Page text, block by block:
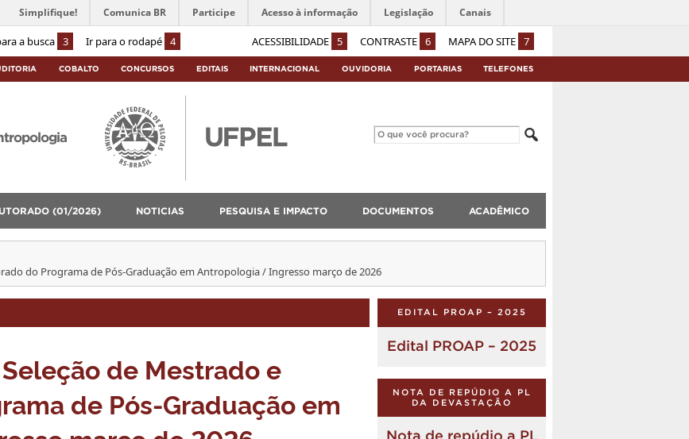
a busca 3 Ir para o rodapé 4 ACESSIBILIDADE 5 CONTRASTE 6 MAPA DO SITE 7
Simplifique! Comunica BR Participe Acesso à informação Legislação Canais
COBALTO CONCURSOS EDITAIS INTERNACIONAL OUVIDORIA PORTARIAS TELEFONES
(01/2026) NOTICIAS PESQUISA E IMPACTO DOCUMENTOS ACADÊMICO
do Programa de Pós-Graduação em Antropologia / Ingresso março de 2026
de Mestrado e
de Pós-Graduação em
EDITAL PROAP – 2025
Edital PROAP – 2025
NOTA DE REPÚDIO A PL
DA DEVASTAÇÃO
Nota de repúdio a PL